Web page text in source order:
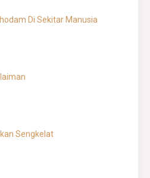
Di Sekitar Manusia
Sengkelat